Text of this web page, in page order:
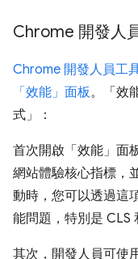
Chrome 開發人
Chrome 開發人員工
「效能」面板。「效
式」：
首次開啟「效能」面
網站體驗核心指標，
動時，您可以透過這
能問題，特別是 CLS
其次，開發人員可使